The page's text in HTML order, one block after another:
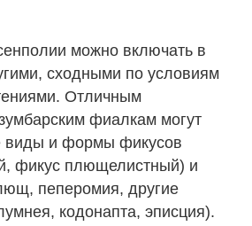
можно включать в
сходными по условиям
Отличным
фиалкам могут
виды и формы фикусов
фикус плющелистный) и
пеперомия, другие
кодонапта, эписция).